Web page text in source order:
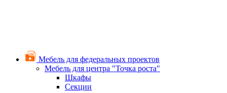
Мебель для федеральных проектов
Мебель для центра "Точка роста"
Шкафы
Секции